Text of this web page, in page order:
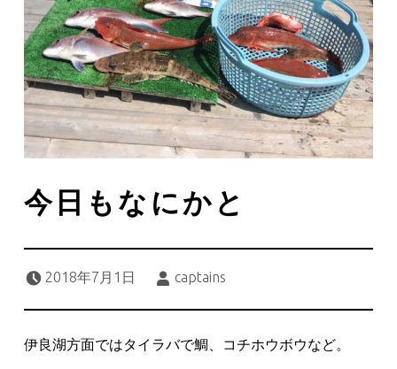
今日もなにかと
2018年7月1日
captains
伊良湖方面ではタイラバで鯛、コチホウボウなど。